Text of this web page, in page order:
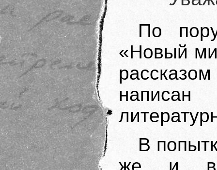
По
«Новый
В
же и в